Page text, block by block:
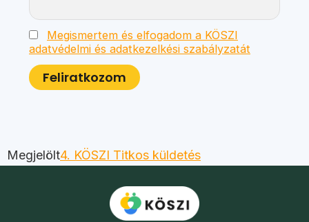
Megismertem és elfogadom a KÖSZI
adatvédelmi és adatkezelkési szabályzatát
Megjelölt4. KÖSZI Titkos küldetés